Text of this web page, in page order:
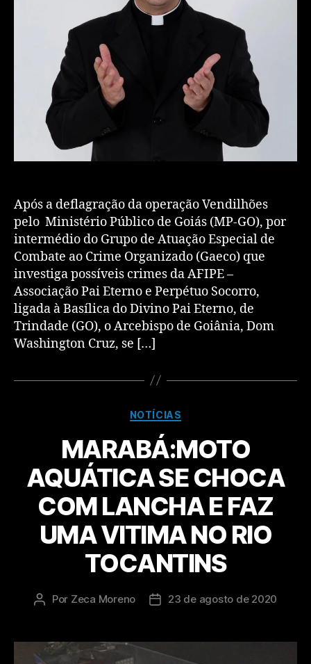
Após a deflagração da operação Vendilhões
pelo Ministério Público de Goiás (MP-GO), por
intermédio do Grupo de Atuação Especial de
Combate ao Crime Organizado (Gaeco) que
investiga possíveis crimes da AFIPE –
Associação Pai Eterno e Perpétuo Socorro,
ligada à Basílica do Divino Pai Eterno, de
Trindade (GO), o Arcebispo de Goiânia, Dom
Washington Cruz, se […]
NOTÍCIAS
MARABÁ:MOTO
AQUÁTICA SE CHOCA
COM LANCHA E FAZ
UMA VITIMA NO RIO
TOCANTINS
Por Zeca Moreno 23 de agosto de 2020